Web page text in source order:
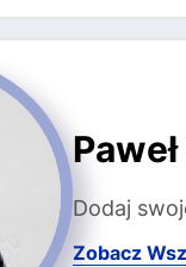
Dodaj
Zobacz